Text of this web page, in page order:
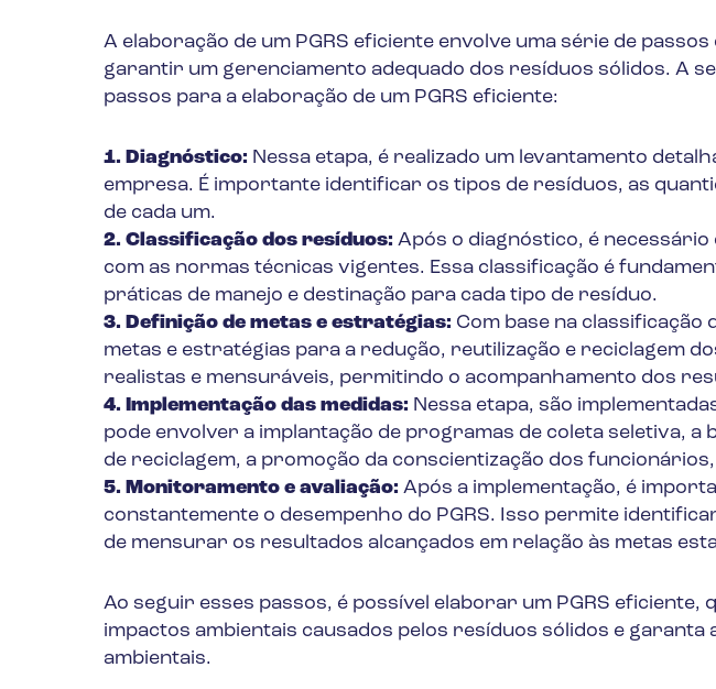
A elaboração de um PGRS eficiente envolve uma série de
garantir um gerenciamento adequado dos resíduos sólidos. A
passos para a elaboração de um PGRS eficiente:
1. Diagnóstico: Nessa etapa, é realizado um levantamento
empresa. É importante identificar os tipos de resíduos, as
de cada um.
2. Classificação dos resíduos: Após o diagnóstico, é
com as normas técnicas vigentes. Essa classificação é
práticas de manejo e destinação para cada tipo de resíduo.
3. Definição de metas e estratégias: Com base na classificação
metas e estratégias para a redução, reutilização e reciclagem
realistas e mensuráveis, permitindo o acompanhamento dos
4. Implementação das medidas: Nessa etapa, são
pode envolver a implantação de programas de coleta seletiva,
de reciclagem, a promoção da conscientização dos
5. Monitoramento e avaliação: Após a implementação, é
constantemente o desempenho do PGRS. Isso permite
de mensurar os resultados alcançados em relação às metas
Ao seguir esses passos, é possível elaborar um PGRS
impactos ambientais causados pelos resíduos sólidos e garanta
ambientais.